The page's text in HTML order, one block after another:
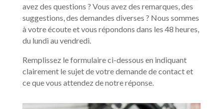
avez des questions ? Vous avez des remarques, des
suggestions, des demandes diverses ? Nous sommes
à votre écoute et vous répondons dans les 48 heures,
du lundi au vendredi.
Remplissez le formulaire ci-dessous en indiquant
clairement le sujet de votre demande de contact et
ce que vous attendez de notre réponse.